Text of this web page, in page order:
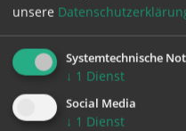
Benutzername
Passwort
unsere
Systemtechnische
↓ 1 Dienst
Social Media
↓ 1 Dienst